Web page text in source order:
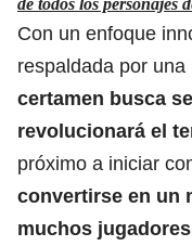
Con un enfoque
respaldada por
certamen busca
revolucionará el
próximo a iniciar
convertirse en un
muchos